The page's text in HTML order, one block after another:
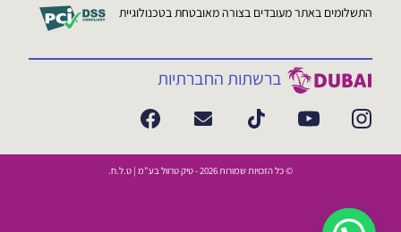
התשלומים באתר מעובדים בצורה מאובטחת בטכנולוגיית
ברשתות החברתיות
© כל הזכויות שמורות 2026 - טיק טרוול בע"מ | ט.ל.ח.